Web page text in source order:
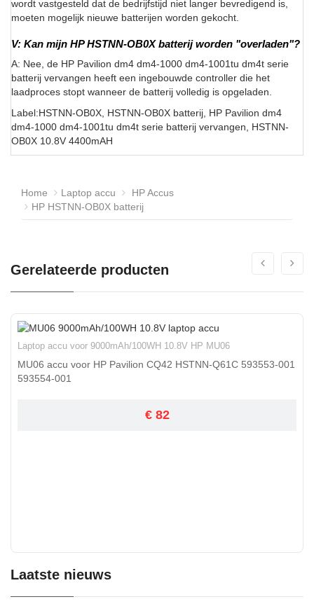
wordt vastgesteld dat de bedrijfstijd niet langer bevredigend is,
moeten mogelijk nieuwe batterijen worden gekocht.
V: Kan mijn HP HSTNN-OB0X batterij worden "overladen"?
A: Nee, de HP Pavilion dm4 dm4-1000 dm4-1001tu dm4t serie
batterij vervangen heeft een ingebouwde controller die het
laadproces stopt wanneer de batterij volledig is opgeladen.
Label:HSTNN-OB0X, HSTNN-OB0X batterij, HP Pavilion dm4
dm4-1000 dm4-1001tu dm4t serie batterij vervangen, HSTNN-
OB0X 10.8V 4400mAH
Home Laptop accu
HP Accus
HP HSTNN-OB0X batterij
Gerelateerde producten
Laptop accu voor 9000mAh/100WH 10.8V HP MU06
MU06 accu voor HP Pavilion CQ42 HSTNN-Q61C 593553-001
593554-001
€ 82
Laatste nieuws